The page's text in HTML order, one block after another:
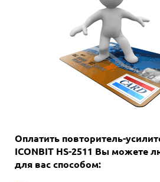
Оплатить повторитель-
ICONBIT HS-2511 Вы можете
для вас способом: